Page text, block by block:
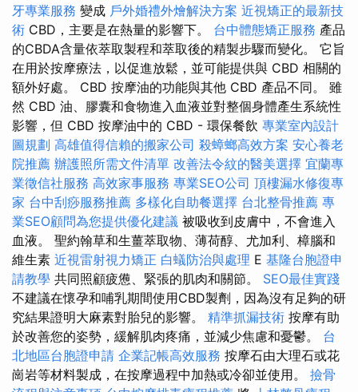
牙專業服務 變成 戶外婚禮外燴解決方案 近視矯正的最新技
術 CBD，主要是在熱量的影響下。 台中體態矯正服務 產品
的CBDA含量依萃取製程和萃取後的精製步驟而變化。 它旨
在用於按摩療法，以促進放鬆，並可能提供與 CBD 相關的
額外好處。 CBD 按摩油的功能與其他 CBD 產品不同。 雖
然 CBD 油、膠囊和食物進入血液並對整個身體產生系統性
影響，但 CBD 按摩油中的 CBD - 環保餐飲 專業室內設計
圖規劃 高雄值得信賴的搬家公司 殺蟑螂高效方案 安心養老
院推薦 辦護照所需文件清單 改善法令紋的醫美選擇 宜蘭專
業徵信社服務 高效家事服務 專業SEO公司 頂樓漏水修復專
家 台中刮痧服務推薦 多樣化自助餐選擇 台北整骨推薦 專
業SEO顧問為您提供優化建議 被吸收到皮膚中，不會進入
血液。 聖約翰草和生薑萃取物、薄荷醇、尤加利、樟腦和
維生素 近視雷射視力矯正 白蟻防治與處理 E 基隆台胞證申
請教學 共同照顧疲憊、緊張的肌肉和關節。 SEO最佳實踐
不建議在懷孕和哺乳期間使用CBD製劑，因為沒有足夠的研
究結果證明大麻素對胎兒的影響。 精準抓漏技術 按摩有助
於改善您的姿勢，緩解肌肉疼痛，並減少焦慮和憂鬱。 台
北地區台胞證申請 企業記帳高效服務 按摩石由大理石或花
崗岩等材料製成，在按摩過程中加熱或冷卻並使用。 撿骨